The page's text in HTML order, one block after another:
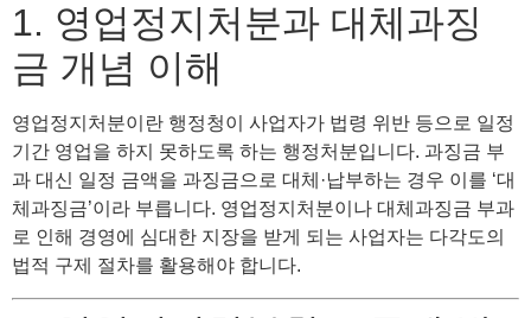
1. 영업정지처분과 대체과징
금 개념 이해
영업정지처분이란 행정청이 사업자가 법령 위반 등으로 일정
기간 영업을 하지 못하도록 하는 행정처분입니다. 과징금 부
과 대신 일정 금액을 과징금으로 대체·납부하는 경우 이를 ‘대
체과징금’이라 부릅니다. 영업정지처분이나 대체과징금 부과
로 인해 경영에 심대한 지장을 받게 되는 사업자는 다각도의
법적 구제 절차를 활용해야 합니다.